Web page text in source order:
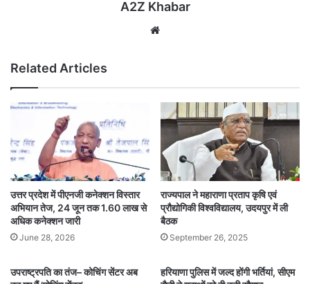
A2Z Khabar
Related Articles
उत्तर प्रदेश में पीएनजी कनेक्शन विस्तार
अभियान तेज, 24 जून तक 1.60 लाख से
अधिक कनेक्शन जारी
June 28, 2026
राज्यपाल ने महाराणा प्रताप कृषि एवं
प्रौद्योगिकी विश्वविद्यालय, उदयपुर में ली
बैठक
September 26, 2025
उपराष्ट्रपति का तंज– कोचिंग सेंटर अब
हरियाणा पुलिस में जल्द होंगी भर्तियां, सीएम